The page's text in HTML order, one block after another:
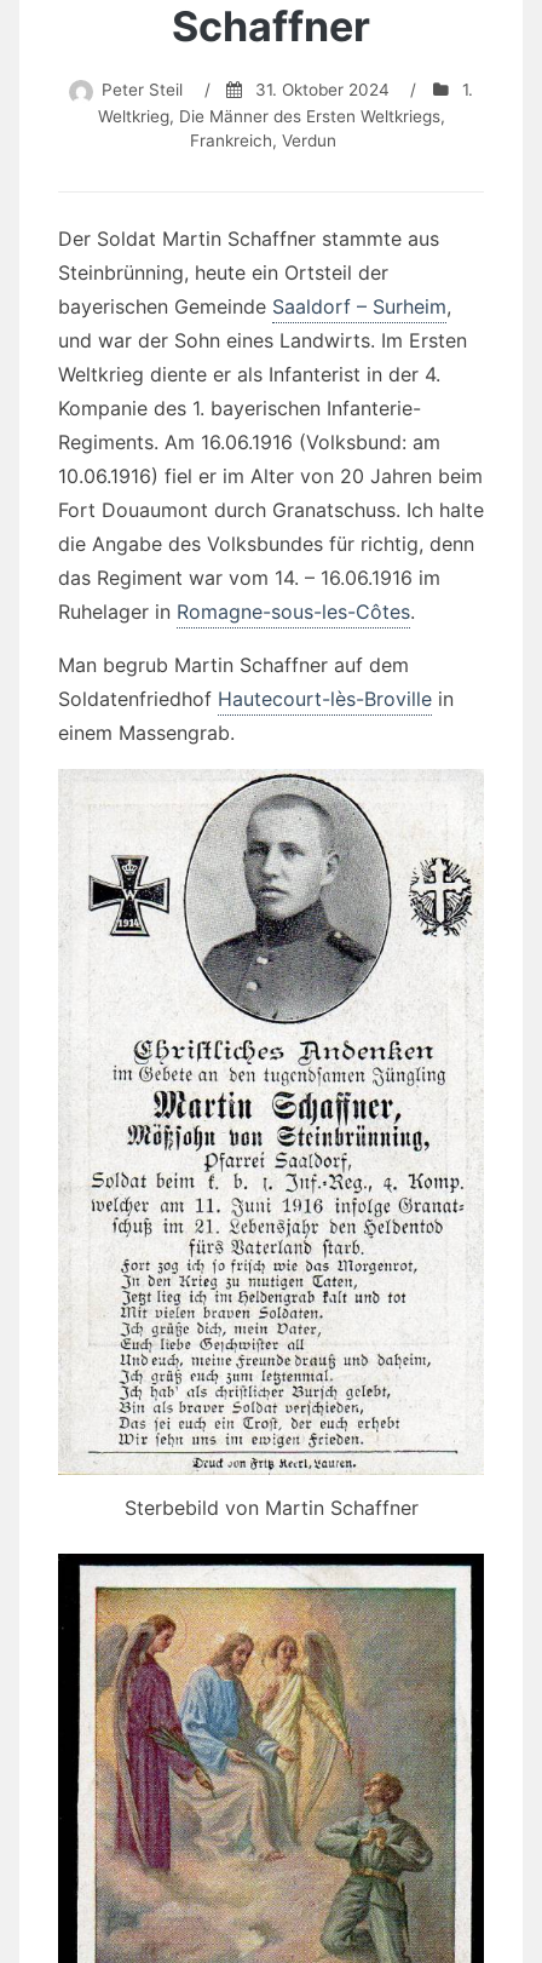
Schaffner
Peter Steil / 31. Oktober 2024 /
1.
Weltkrieg, Die Männer des Ersten Weltkriegs,
Frankreich, Verdun
Der Soldat Martin Schaffner stammte aus
Steinbrünning, heute ein Ortsteil der
bayerischen Gemeinde Saaldorf – Surheim,
und war der Sohn eines Landwirts. Im Ersten
Weltkrieg diente er als Infanterist in der 4.
Kompanie des 1. bayerischen Infanterie-
Regiments. Am 16.06.1916 (Volksbund: am
10.06.1916) fiel er im Alter von 20 Jahren beim
Fort Douaumont durch Granatschuss. Ich halte
die Angabe des Volksbundes für richtig, denn
das Regiment war vom 14. – 16.06.1916 im
Ruhelager in Romagne-sous-les-Côtes.
Man begrub Martin Schaffner auf dem
Soldatenfriedhof Hautecourt-lès-Broville in
einem Massengrab.
Sterbebild von Martin Schaffner